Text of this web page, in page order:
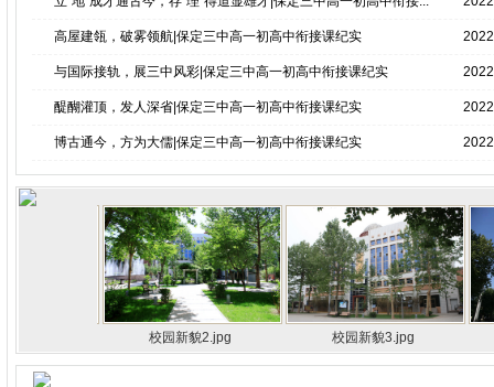
高屋建瓴，破雾领航|保定三中高一初高中衔接课纪实
与国际接轨，展三中风彩|保定三中高一初高中衔接课纪实
醍醐灌顶，发人深省|保定三中高一初高中衔接课纪实
博古通今，方为大儒|保定三中高一初高中衔接课纪实
校园新貌2.jpg 校园新貌3.jpg